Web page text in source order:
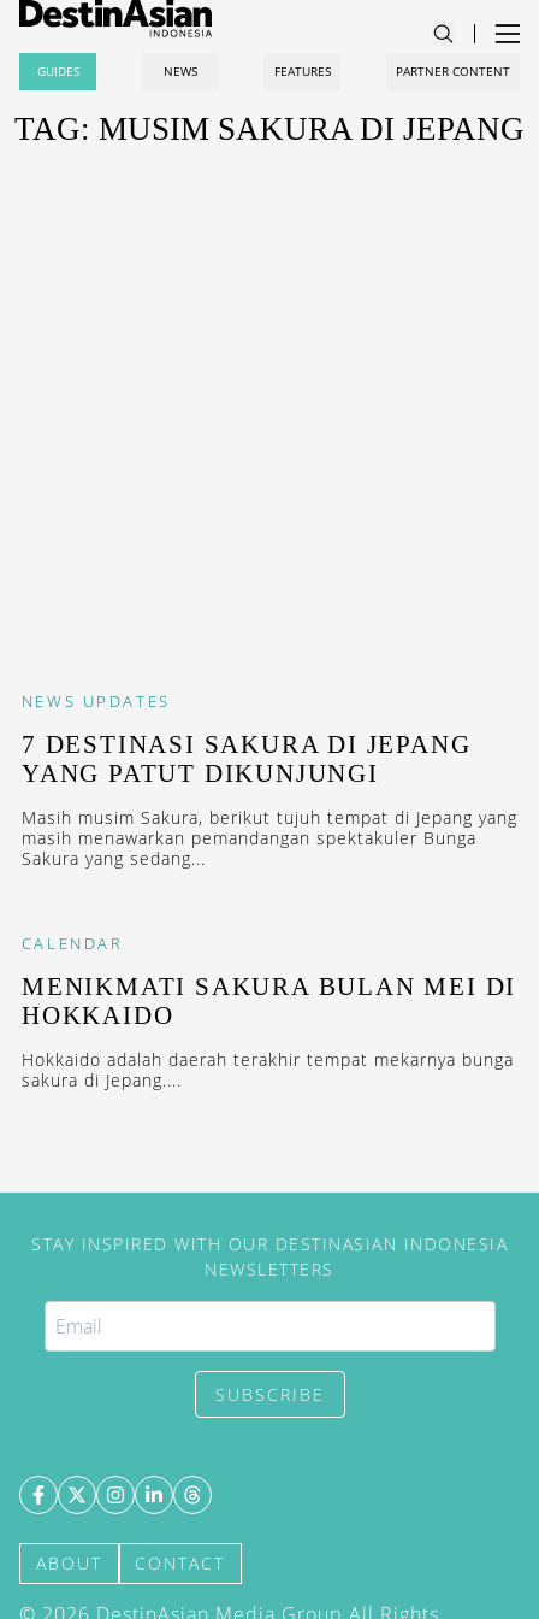
GUIDES NEWS FEATURES PARTNER CONTENT
TAG: MUSIM SAKURA DI JEPANG
NEWS UPDATES
7 DESTINASI SAKURA DI JEPANG
YANG PATUT DIKUNJUNGI
Masih musim Sakura, berikut tujuh tempat di Jepang yang
masih menawarkan pemandangan spektakuler Bunga
Sakura yang sedang...
CALENDAR
MENIKMATI SAKURA BULAN MEI DI
HOKKAIDO
Hokkaido adalah daerah terakhir tempat mekarnya bunga
sakura di Jepang....
STAY INSPIRED WITH OUR DESTINASIAN INDONESIA
NEWSLETTERS
SUBSCRIBE
ABOUT CONTACT